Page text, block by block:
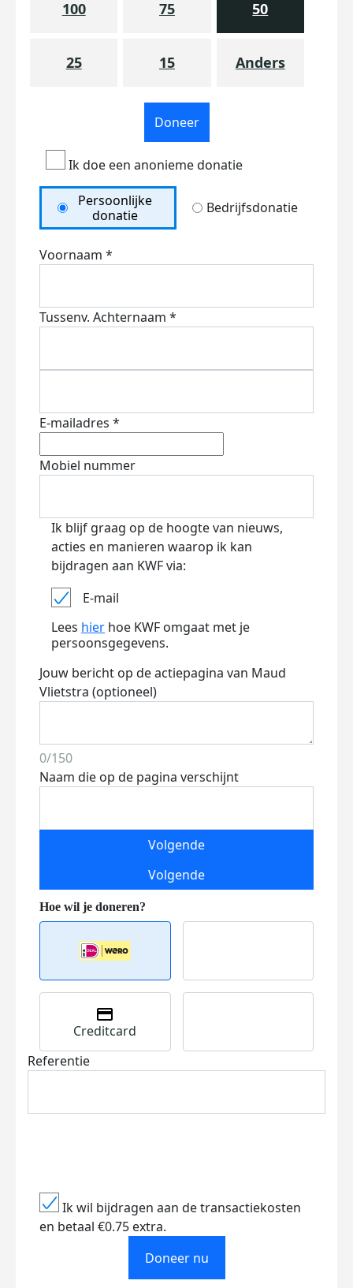
100 75 50
25 15 Anders
Doneer
Ik doe een anonieme donatie
Persoonlijke
donatie
Bedrijfsdonatie
Voornaam *
Tussenv. Achternaam *
E-mailadres *
Mobiel nummer
Ik blijf graag op de hoogte van nieuws,
acties en manieren waarop ik kan
bijdragen aan KWF via:
E-mail
Lees hier hoe KWF omgaat met je
persoonsgegevens.
Jouw bericht op de actiepagina van Maud
Vlietstra (optioneel)
0/150
Naam die op de pagina verschijnt
Volgende
Volgende
Creditcard
Referentie
Ik wil bijdragen aan de transactiekosten
en betaal €0.75 extra.
Doneer nu